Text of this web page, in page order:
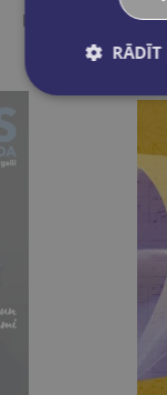
Ieskaties, varbūt
RĀDĪT